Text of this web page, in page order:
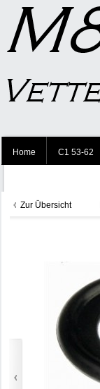
Home C1 53-62
Zur Übersicht